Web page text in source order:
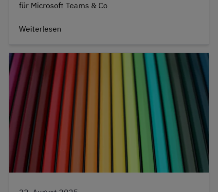
für Microsoft Teams & Co
Weiterlesen